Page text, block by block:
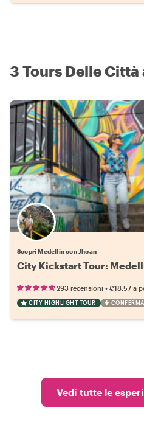
3 Tours Delle
Scopri Medellin con Jhoan
City Kickstart Tour:
293 recensioni • €18.57 a
CITY HIGHLIGHT TOUR
Vedi tutte le